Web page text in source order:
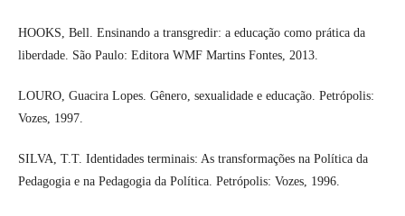
HOOKS, Bell. Ensinando a transgredir: a educação como prática da
liberdade. São Paulo: Editora WMF Martins Fontes, 2013.
LOURO, Guacira Lopes. Gênero, sexualidade e educação. Petrópolis:
Vozes, 1997.
SILVA, T.T. Identidades terminais: As transformações na Política da
Pedagogia e na Pedagogia da Política. Petrópolis: Vozes, 1996.